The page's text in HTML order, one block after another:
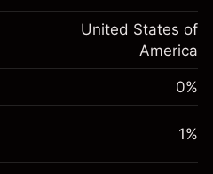
~
$4,000.00
-0.000654
%
(-$0.03)
~
United States of
America
0%
1%